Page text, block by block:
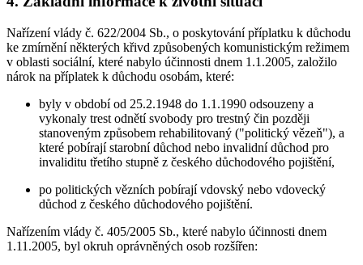
Nařízení vlády č. 622/2004 Sb., o poskytování příplatku k důchodu
ke zmírnění některých křivd způsobených komunistickým režimem
v oblasti sociální, které nabylo účinnosti dnem 1.1.2005, založilo
nárok na příplatek k důchodu osobám, které:
byly v období od 25.2.1948 do 1.1.1990 odsouzeny a
vykonaly trest odnětí svobody pro trestný čin později
stanoveným způsobem rehabilitovaný ("politický vězeň"), a
které pobírají starobní důchod nebo invalidní důchod pro
invaliditu třetího stupně z českého důchodového pojištění,
po politických vězních pobírají vdovský nebo vdovecký
důchod z českého důchodového pojištění.
Nařízením vlády č. 405/2005 Sb., které nabylo účinnosti dnem
1.11.2005, byl okruh oprávněných osob rozšířen: